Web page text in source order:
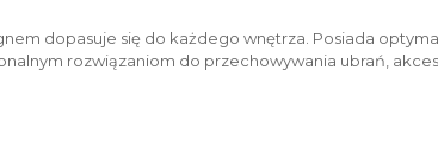
dopasuje się do każdego wnętrza. Posiada
rozwiązaniom do przechowywania ubrań,